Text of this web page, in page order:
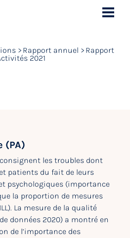
Rapport annuel
Rapport
2021
(PA)
les troubles dont
patients du fait de leurs
psychologiques (importance
la proportion de mesures
La mesure de la qualité
données 2020) a montré en
de l’importance des